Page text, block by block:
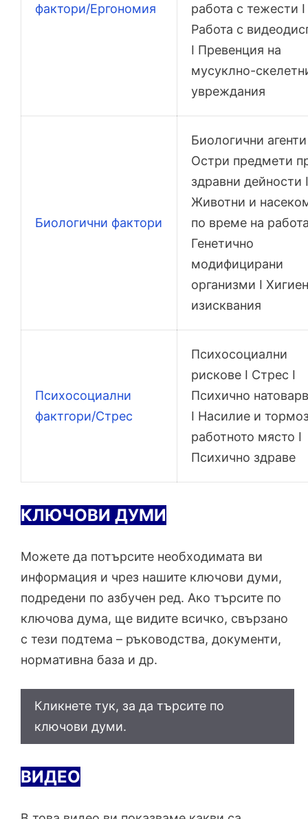
фактори/Ергономия
работа с тежести I
Работа с
I Превенция на
мусуклно-
увреждания
Биологични фактори
Биологични
Остри предмети
здравни дейности I
Животни и
по време на
Генетично
модифицирани
организми I
изисквания
Психосоциални
фактгори/Стрес
Психосоциални
рискове I Стрес I
Психично
I Насилие и
работното място I
Психично здраве
КЛЮЧОВИ ДУМИ
Можете да потърсите необходимата ви
информация и чрез нашите ключови думи,
подредени по азбучен ред. Ако търсите по
ключова дума, ще видите всичко, свързано
с тези подтема – ръководства, документи,
нормативна база и др.
Кликнете тук, за да търсите по
ключови думи.
ВИДЕО